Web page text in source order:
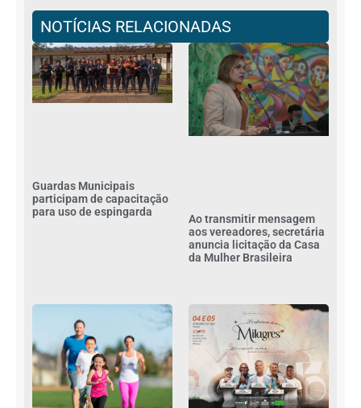
NOTÍCIAS RELACIONADAS
Guardas Municipais
participam de capacitação
para uso de espingarda
Ao transmitir mensagem
aos vereadores, secretária
anuncia licitação da Casa
da Mulher Brasileira